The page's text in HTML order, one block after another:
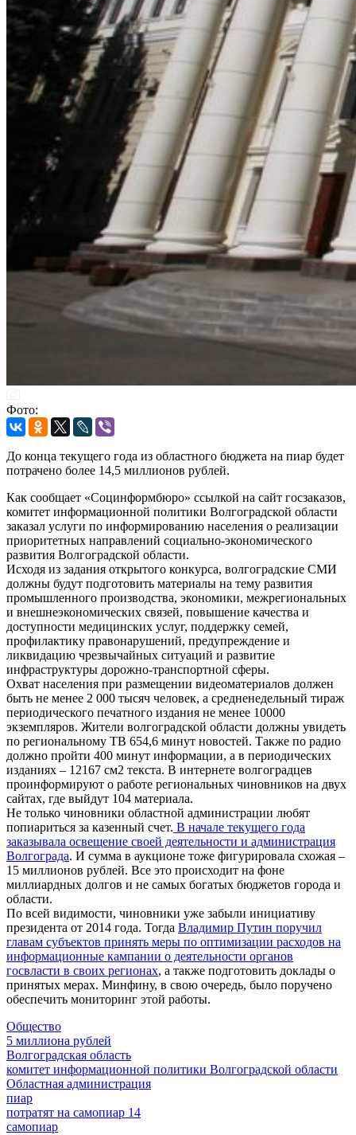
Фото:
До конца текущего года из областного бюджета на пиар будет
потрачено более 14,5 миллионов рублей.
Как сообщает «Социнформбюро» ссылкой на сайт госзаказов,
комитет информационной политики Волгоградской области
заказал услуги по информированию населения о реализации
приоритетных направлений социально-экономического
развития Волгоградской области.
Исходя из задания открытого конкурса, волгоградские СМИ
должны будут подготовить материалы на тему развития
промышленного производства, экономики, межрегиональных
и внешнеэкономических связей, повышение качества и
доступности медицинских услуг, поддержку семей,
профилактику правонарушений, предупреждение и
ликвидацию чрезвычайных ситуаций и развитие
инфраструктуры дорожно-транспортной сферы.
Охват населения при размещении видеоматериалов должен
быть не менее 2 000 тысяч человек, а средненедельный тираж
периодического печатного издания не менее 10000
экземпляров. Жители волгоградской области должны увидеть
по региональному ТВ 654,6 минут новостей. Также по радио
должно пройти 400 минут информации, а в периодических
изданиях – 12167 см2 текста. В интернете волгоградцев
проинформируют о работе региональных чиновников на двух
сайтах, где выйдут 104 материала.
Не только чиновники областной администрации любят
попиариться за казенный счет. В начале текущего года
заказывала освещение своей деятельности и администрация
Волгограда. И сумма в аукционе тоже фигурировала схожая –
15 миллионов рублей. Все это происходит на фоне
миллиардных долгов и не самых богатых бюджетов города и
области.
По всей видимости, чиновники уже забыли инициативу
президента от 2014 года. Тогда Владимир Путин поручил
главам субъектов принять меры по оптимизации расходов на
информационные кампании о деятельности органов
госвласти в своих регионах, а также подготовить доклады о
принятых мерах. Минфину, в свою очередь, было поручено
обеспечить мониторинг этой работы.
Общество
5 миллиона рублей
Волгоградская область
комитет информационной политики Волгоградской области
Областная администрация
пиар
потратят на самопиар 14
самопиар